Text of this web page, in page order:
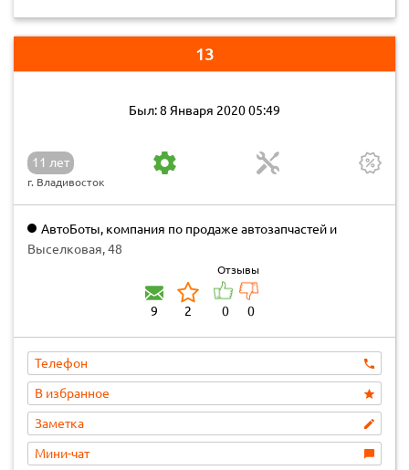
13
Был: 8 Января 2020 05:49
11 лет
г. Владивосток
АвтоБоты, компания по продаже автозапчастей и
автомобилей
Выселковая, 48
9 2
Отзывы
0 0
Телефон
В избранное
Заметка
Мини-чат